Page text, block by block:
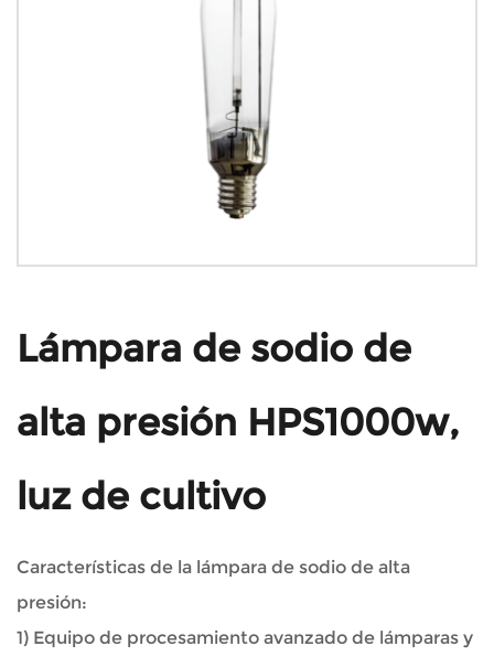
Lámpara de sodio de
alta presión HPS1000w,
luz de cultivo
Características de la lámpara de sodio de alta
presión:
1) Equipo de procesamiento avanzado de lámparas y